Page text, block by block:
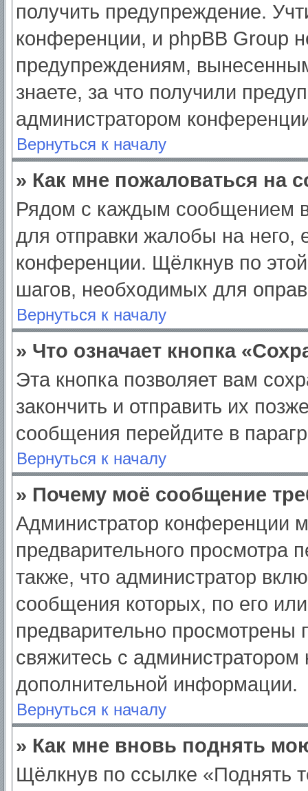
получить предупреждение.
конференции, и phpBB Group
предупреждениям,
знаете, за что получили
администратором
Вернуться к началу
» Как мне пожаловаться на
Рядом с каждым сообщением
для отправки жалобы на него,
конференции. Щёлкнув по
шагов, необходимых для
Вернуться к началу
» Что означает кнопка
Эта кнопка позволяет вам
закончить и отправить их
сообщения перейдите в
Вернуться к началу
» Почему моё сообщение
Администратор конференции
предварительного просмотра
также, что администратор
сообщения которых, по его
предварительно просмотрены
свяжитесь с
дополнительной информации.
Вернуться к началу
» Как мне вновь поднять
Щёлкнув по ссылке «Поднять